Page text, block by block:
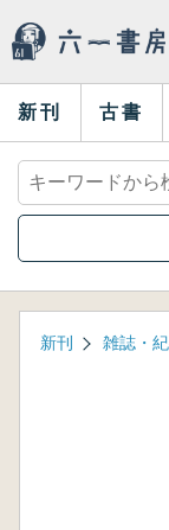
新刊 古書
新刊 雑誌・